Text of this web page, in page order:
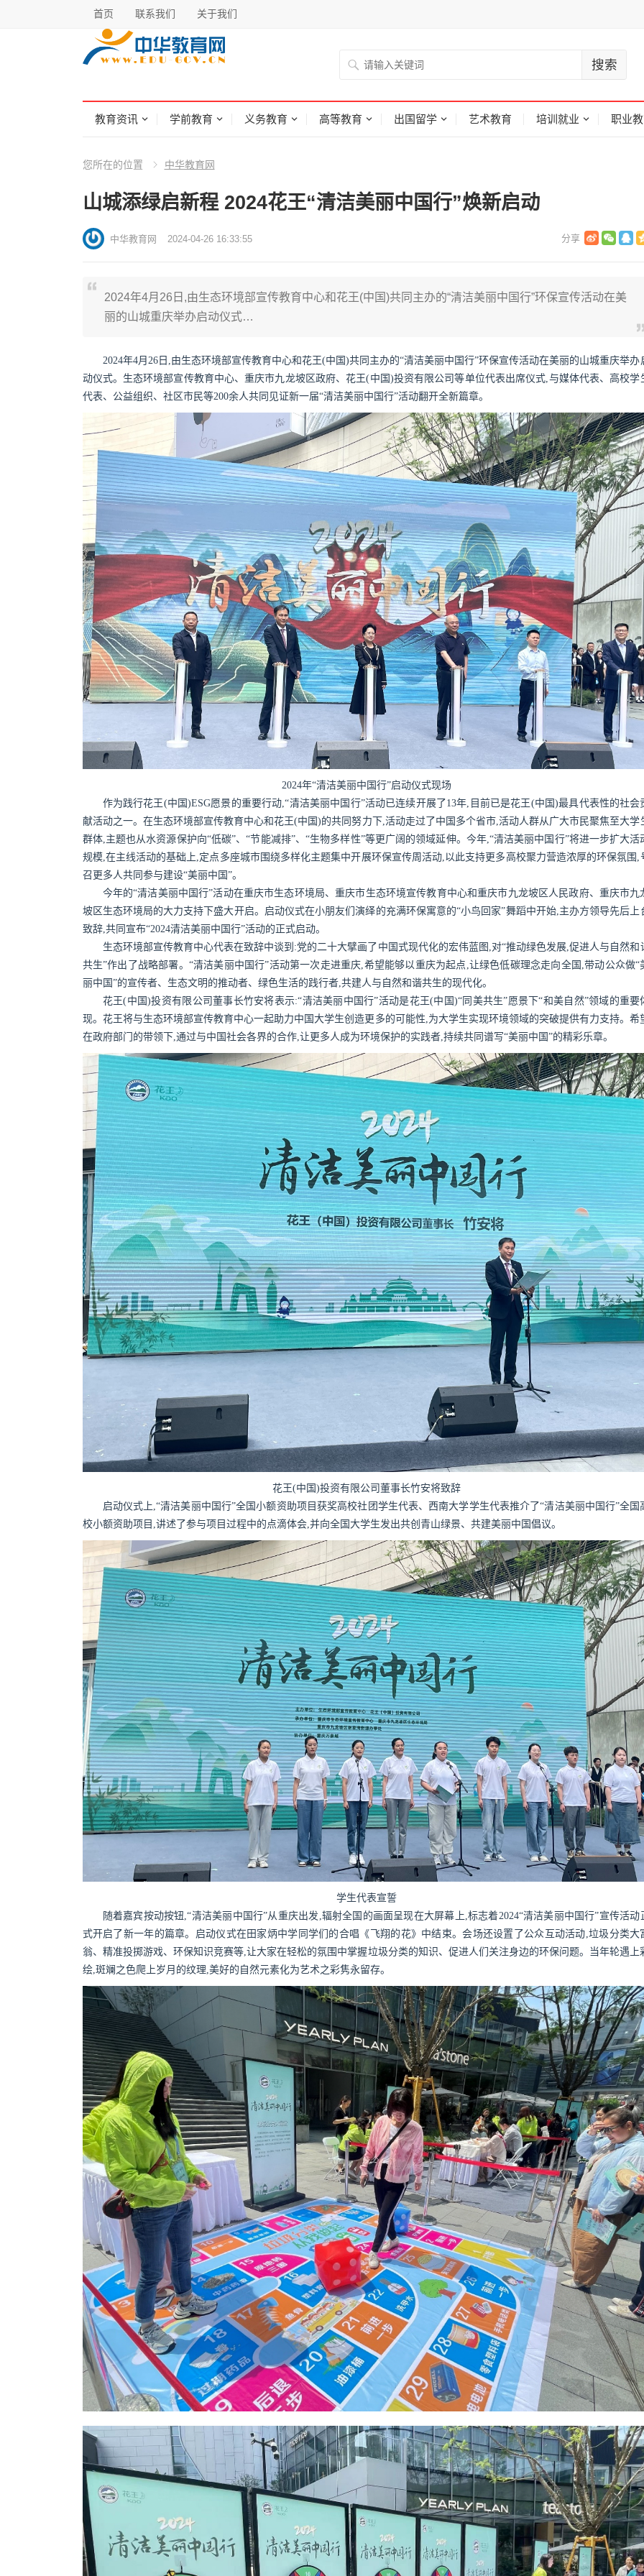
首页 联系我们 关于我们
教育资讯 学前教育 义务教育 高等教育 出国留学 艺术教育 培训就业 职业
您所在的位置 中华教育网
山城添绿启新程 2024花王“清洁美丽中国行”焕新启动
中华教育网 2024-04-26 16:33:55
2024年4月26日,由生态环境部宣传教育中心和花王(中国)共同主办的“清洁美丽中国行”环保宣传活动在美
丽的山城重庆举办启动仪式…
2024年4月26日,由生态环境部宣传教育中心和花王(中国)共同主办的“清洁美丽中国行”环保宣传活动在美丽的山城重庆举办
动仪式。生态环境部宣传教育中心、重庆市九龙坡区政府、花王(中国)投资有限公司等单位代表出席仪式,与媒体代表、高校学
代表、公益组织、社区市民等200余人共同见证新一届“清洁美丽中国行”活动翻开全新篇章。
2024年“清洁美丽中国行”启动仪式现场
作为践行花王(中国)ESG愿景的重要行动,“清洁美丽中国行”活动已连续开展了13年,目前已是花王(中国)最具代表性的社会
献活动之一。在生态环境部宣传教育中心和花王(中国)的共同努力下,活动走过了中国多个省市,活动人群从广大市民聚焦至大学
群体,主题也从水资源保护向“低碳”、“节能减排”、“生物多样性”等更广阔的领域延伸。今年,“清洁美丽中国行”将进一步扩大活
规模,在主线活动的基础上,定点多座城市围绕多样化主题集中开展环保宣传周活动,以此支持更多高校聚力营造浓厚的环保氛围,
召更多人共同参与建设“美丽中国”。
今年的“清洁美丽中国行”活动在重庆市生态环境局、重庆市生态环境宣传教育中心和重庆市九龙坡区人民政府、重庆市九
坡区生态环境局的大力支持下盛大开启。启动仪式在小朋友们演绎的充满环保寓意的“小鸟回家”舞蹈中开始,主办方领导先后上
致辞,共同宣布“2024清洁美丽中国行”活动的正式启动。
生态环境部宣传教育中心代表在致辞中谈到:党的二十大擘画了中国式现代化的宏伟蓝图,对“推动绿色发展,促进人与自然和
共生”作出了战略部署。“清洁美丽中国行”活动第一次走进重庆,希望能够以重庆为起点,让绿色低碳理念走向全国,带动公众做“
丽中国”的宣传者、生态文明的推动者、绿色生活的践行者,共建人与自然和谐共生的现代化。
花王(中国)投资有限公司董事长竹安将表示:“清洁美丽中国行”活动是花王(中国)“同美共生”愿景下“和美自然”领域的重要
现。花王将与生态环境部宣传教育中心一起助力中国大学生创造更多的可能性,为大学生实现环境领域的突破提供有力支持。希
在政府部门的带领下,通过与中国社会各界的合作,让更多人成为环境保护的实践者,持续共同谱写“美丽中国”的精彩乐章。
花王(中国)投资有限公司董事长竹安将致辞
启动仪式上,“清洁美丽中国行”全国小额资助项目获奖高校社团学生代表、西南大学学生代表推介了“清洁美丽中国行”全国
校小额资助项目,讲述了参与项目过程中的点滴体会,并向全国大学生发出共创青山绿景、共建美丽中国倡议。
学生代表宣誓
随着嘉宾按动按钮,“清洁美丽中国行”从重庆出发,辐射全国的画面呈现在大屏幕上,标志着2024“清洁美丽中国行”宣传活动
式开启了新一年的篇章。启动仪式在田家炳中学同学们的合唱《飞翔的花》中结束。会场还设置了公众互动活动,垃圾分类大
翁、精准投掷游戏、环保知识竞赛等,让大家在轻松的氛围中掌握垃圾分类的知识、促进人们关注身边的环保问题。当年轮遇上
绘,斑斓之色爬上岁月的纹理,美好的自然元素化为艺术之彩隽永留存。